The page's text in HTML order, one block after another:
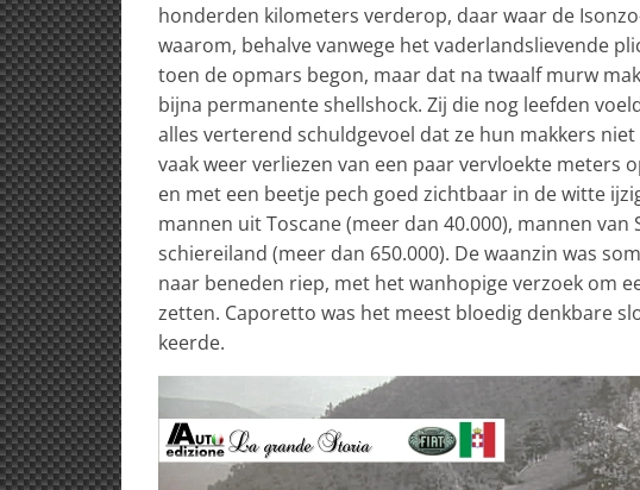
honderden kilometers verderop, daar waar de
waarom, behalve vanwege het vaderlandslievende
toen de opmars begon, maar dat na twaalf murw
bijna permanente shellshock. Zij die nog leefden
alles verterend schuldgevoel dat ze hun makkers
vaak weer verliezen van een paar vervloekte meters
en met een beetje pech goed zichtbaar in de witte
mannen uit Toscane (meer dan 40.000), mannen van
schiereiland (meer dan 650.000). De waanzin was
naar beneden riep, met het wanhopige verzoek om
zetten. Caporetto was het meest bloedig denkbare
keerde.